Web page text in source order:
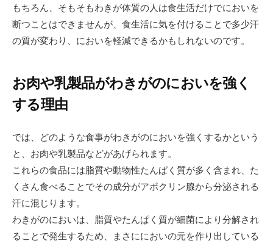
もちろん、そもそもわきが体質の人は食生活だけでにおいを
断つことはできませんが、食生活に気を付けることで多少汗
の質が変わり、においを軽減できるかもしれないのです。
お肉や乳製品がわきがのにおいを強く
する理由
では、どのような食事がわきがのにおいを強くするかという
と、お肉や乳製品などがあげられます。
これらの食品には脂質や動物性たんぱく質が多く含まれ、た
くさん食べることでその成分がアポクリン腺から分泌される
汗に混じります。
わきがのにおいは、脂質やたんぱく質が細菌により分解され
ることで発生するため、まさににおいの元を作り出している